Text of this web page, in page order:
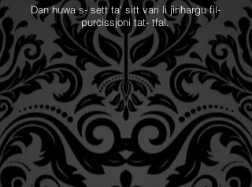
Dan huwa s- sett ta' sitt vari li jinħarġu fil-
purċissjoni tat- tfal.